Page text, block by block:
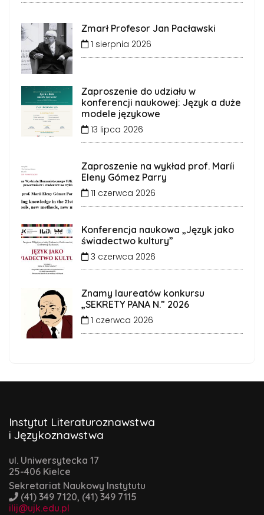
Zmarł Profesor Jan Pacławski
1 sierpnia 2026
Zaproszenie do udziału w
konferencji naukowej: Język a duże
modele językowe
13 lipca 2026
Zaproszenie na wykład prof. Maríi
Eleny Gómez Parry
11 czerwca 2026
Konferencja naukowa „Język jako
świadectwo kultury”
3 czerwca 2026
Znamy laureatów konkursu
„SEKRETY PANA N.” 2026
1 czerwca 2026
Instytut Literaturoznawstwa
i Językoznawstwa
ul. Uniwersytecka 17
25-406 Kielce
Sekretariat Naukowy Instytutu
(41) 349 7120, (41) 349 7115
ilij@ujk.edu.pl